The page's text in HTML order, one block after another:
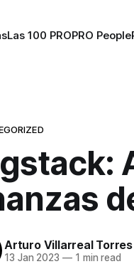
Las 100 PROPRO People
Arturo Villarreal Torres
13 Jan 2023 —1 min read